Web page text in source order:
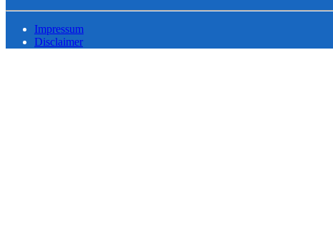
Impressum
Disclaimer